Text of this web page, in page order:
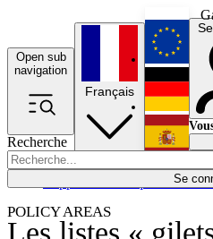
Open sub
navigation
Recherche
Se
POLICY AREAS
Économie
Français